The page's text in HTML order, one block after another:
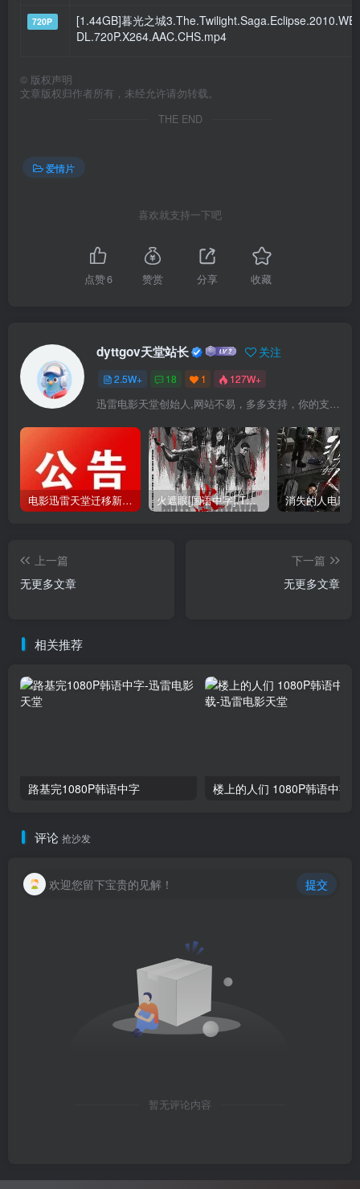
720P
[1.44GB]暮光之城
DL.720P.X264.AAC.CHS.mp4
© 版权声明
文章版权归作者所有，未经允许请勿转载。
THE END
爱情片
喜欢就支持一下吧
点赞6 赞赏 分享 收藏
dyttgov天堂站长 关注
2.5W+ 18 1 127W+
迅雷电影天堂创始人,网站不易，多多支持，你的支持，是我前进的动力！
电影迅雷天堂迁移新服务器,正常更新，维护完毕! 火遮眼[国语中字].The.Furious.2026.1080p+2160p高清下载
上一篇
无更多文章
下一篇
无更多文章
相关推荐
路基完1080P韩语中字
评论 抢沙发
欢迎您留下宝贵的见解！ 提交
暂无评论内容